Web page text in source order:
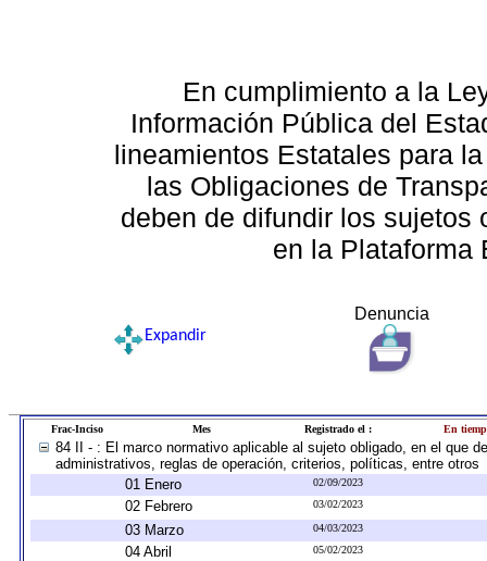
En cumplimiento a la
Información Pública del
lineamientos Estatales para
las Obligaciones de
deben de difundir los sujetos
en la Plataforma
Denuncia
Expandir
Frac-Inciso Mes Registrado el : En
84 II - : El marco normativo aplicable al sujeto obligado, en el que
administrativos, reglas de operación, criterios, políticas, entre otros
01 Enero
02/09/2023
02 Febrero 03/02/2023
03 Marzo 04/03/2023
04 Abril 05/02/2023